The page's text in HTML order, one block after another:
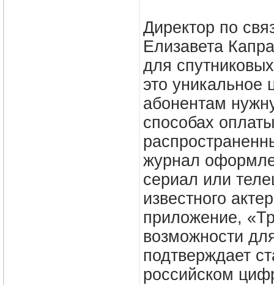
Директор по
Елизавета
для
это уникальное
абонентам
способах
журнал
сериал или
известного
приложение,
возможности
подтверждает
российском